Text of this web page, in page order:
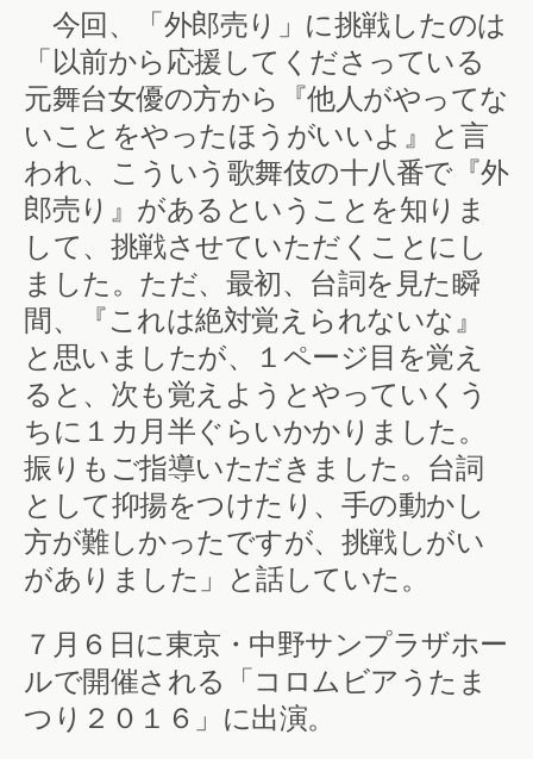
今回、「外郎売り」に挑戦したのは
「以前から応援してくださっている
元舞台女優の方から『他人がやってな
いことをやったほうがいいよ』と言
われ、こういう歌舞伎の十八番で『外
郎売り』があるということを知りま
して、挑戦させていただくことにし
ました。ただ、最初、台詞を見た瞬
間、『これは絶対覚えられないな』
と思いましたが、１ページ目を覚え
ると、次も覚えようとやっていくう
ちに１カ月半ぐらいかかりました。
振りもご指導いただきました。台詞
として抑揚をつけたり、手の動かし
方が難しかったですが、挑戦しがい
がありました」と話していた。
７月６日に東京・中野サンプラザホー
ルで開催される「コロムビアうたま
つり２０１６」に出演。